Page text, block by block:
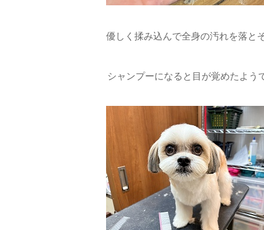
優しく揉み込んで全身の汚れを落と
シャンプーになると目が覚めたよう